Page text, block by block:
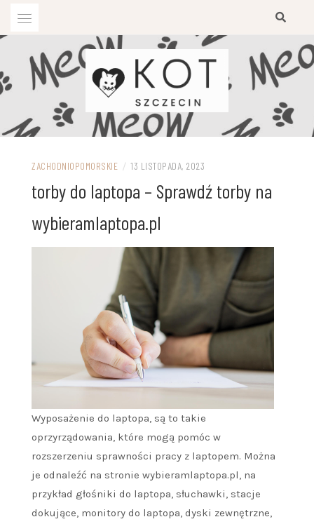
treści
ZACHODNIOPOMORSKIE / 13 LISTOPADA, 2023
torby do laptopa – Sprawdź torby na
wybieramlaptopa.pl
Wyposażenie do laptopa, są to takie
oprzyrządowania, które mogą pomóc w
rozszerzeniu sprawności pracy z laptopem. Można
je odnaleźć na stronie wybieramlaptopa.pl, na
przykład głośniki do laptopa, słuchawki, stacje
dokujące, monitory do laptopa, dyski zewnętrzne,